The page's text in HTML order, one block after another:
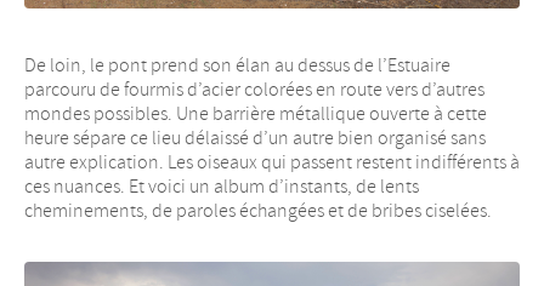
De loin, le pont prend son élan au dessus de l’Estuaire
parcouru de fourmis d’acier colorées en route vers d’autres
mondes possibles. Une barrière métallique ouverte à cette
heure sépare ce lieu délaissé d’un autre bien organisé sans
autre explication. Les oiseaux qui passent restent indifférents à
ces nuances. Et voici un album d’instants, de lents
cheminements, de paroles échangées et de bribes ciselées.